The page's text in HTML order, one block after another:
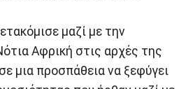
μαζί με την
Αφρική στις αρχές της
μια προσπάθεια να ξεφύγει